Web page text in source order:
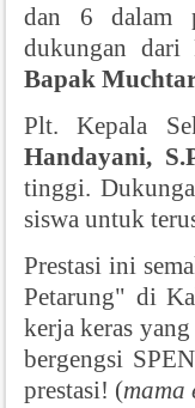
dan 6 dalam
dukungan dari
Bapak
Plt. Kepala
Handayani,
tinggi.
siswa untuk
Prestasi ini
Petarung" di
kerja keras
bergengsi
prestasi! (mama